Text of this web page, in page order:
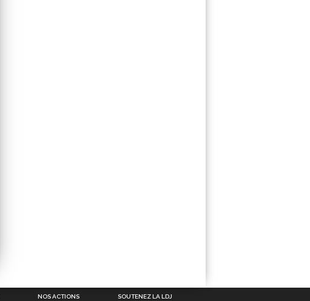
NOS ACTIONS SOUTENEZ LA LDJ